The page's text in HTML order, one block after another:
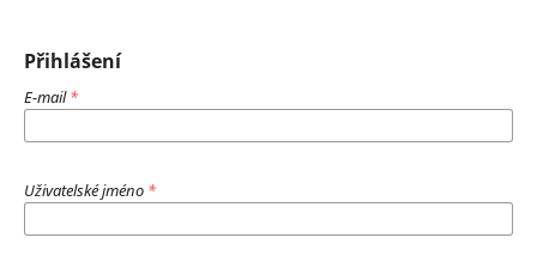
Přihlášení
E-mail*
Uživatelské jméno *